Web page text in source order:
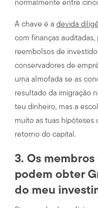
normalmente entre
A chave é a devida
com finanças
reembolsos de
conservadores de
uma almofada se as
resultado da imigração
teu dinheiro, mas a
muito as tuas hipóteses
retorno do capital.
3. Os
podem obter
do meu